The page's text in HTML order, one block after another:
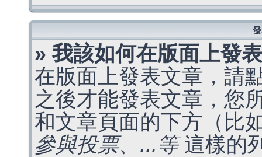
» 我該如何在版面上發
在版面上發表文章，請
之後才能發表文章，您
和文章頁面的下方（比
參與投票、...等這樣的